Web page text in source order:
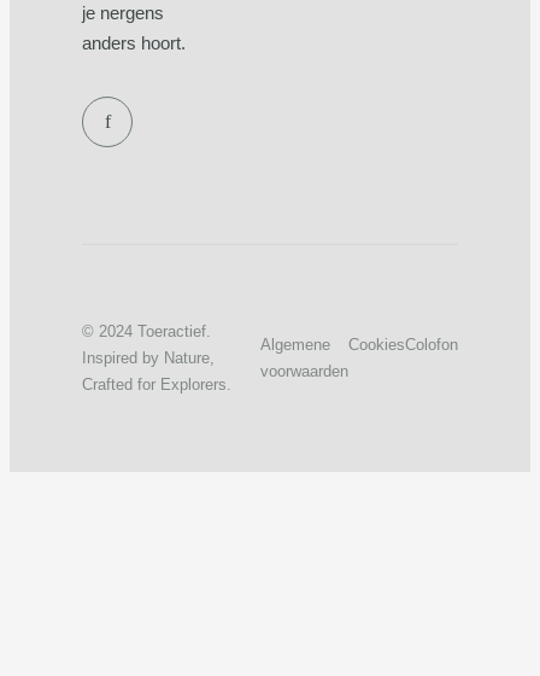
je nergens
anders hoort.
f
© 2024 Toeractief.
Inspired by Nature,
Crafted for Explorers.
Algemene
voorwaarden
CookiesColofon